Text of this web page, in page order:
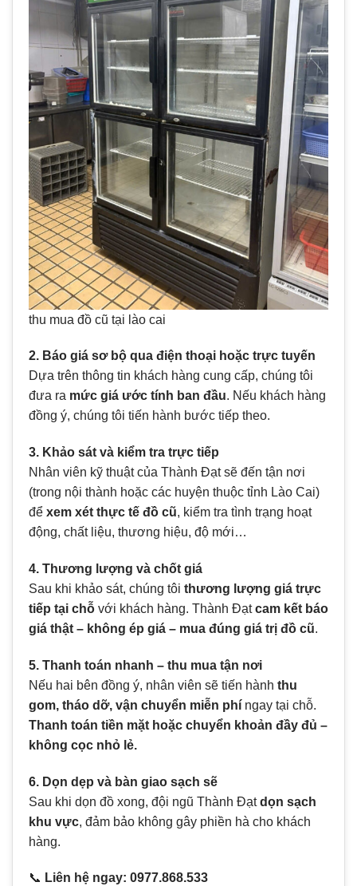
thu mua đồ cũ tại lào cai
2. Báo giá sơ bộ qua điện thoại hoặc trực tuyến
Dựa trên thông tin khách hàng cung cấp, chúng tôi
đưa ra mức giá ước tính ban đầu. Nếu khách hàng
đồng ý, chúng tôi tiến hành bước tiếp theo.
3. Khảo sát và kiểm tra trực tiếp
Nhân viên kỹ thuật của Thành Đạt sẽ đến tận nơi
(trong nội thành hoặc các huyện thuộc tỉnh Lào Cai)
để xem xét thực tế đồ cũ, kiểm tra tình trạng hoạt
động, chất liệu, thương hiệu, độ mới…
4. Thương lượng và chốt giá
Sau khi khảo sát, chúng tôi thương lượng giá trực
tiếp tại chỗ với khách hàng. Thành Đạtcam kết báo
giá thật – không ép giá – mua đúng giá trị đồ cũ.
5. Thanh toán nhanh – thu mua tận nơi
Nếu hai bên đồng ý, nhân viên sẽ tiến hành thu
gom, tháo dỡ, vận chuyển miễn phí ngay tại chỗ.
Thanh toán tiền mặt hoặc chuyển khoản đầy đủ –
không cọc nhỏ lẻ.
6. Dọn dẹp và bàn giao sạch sẽ
Sau khi dọn đồ xong, đội ngũ Thành Đạtdọn sạch
khu vực, đảm bảo không gây phiền hà cho khách
hàng.
📞 Liên hệ ngay: 0977.868.533